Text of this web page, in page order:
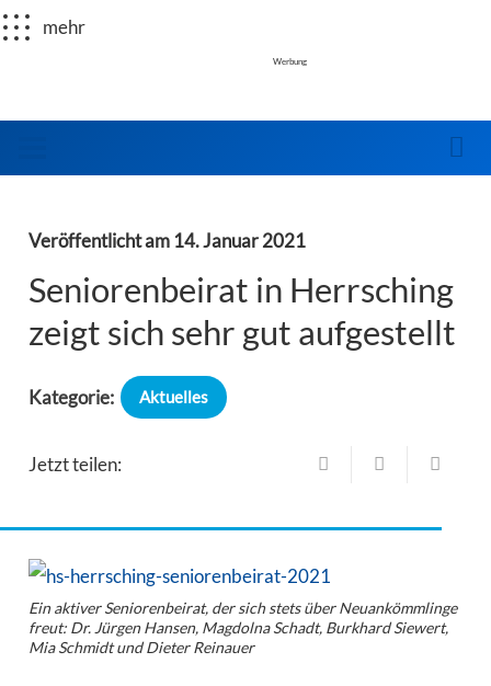
mehr
Werbung
Veröffentlicht am 14. Januar 2021
Seniorenbeirat in Herrsching
zeigt sich sehr gut aufgestellt
Kategorie: Aktuelles
Jetzt teilen:
Ein aktiver Seniorenbeirat, der sich stets über Neuankömmlinge
freut: Dr. Jürgen Hansen, Magdolna Schadt, Burkhard Siewert,
Mia Schmidt und Dieter Reinauer